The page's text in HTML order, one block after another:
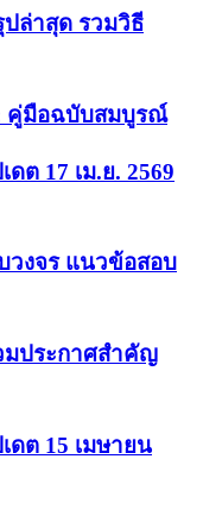
ปล่าสุด รวมวิธี
คู่มือฉบับสมบูรณ์
ต 17 เม.ย. 2569
วงจร แนวข้อสอบ
มประกาศสำคัญ
ดต 15 เมษายน